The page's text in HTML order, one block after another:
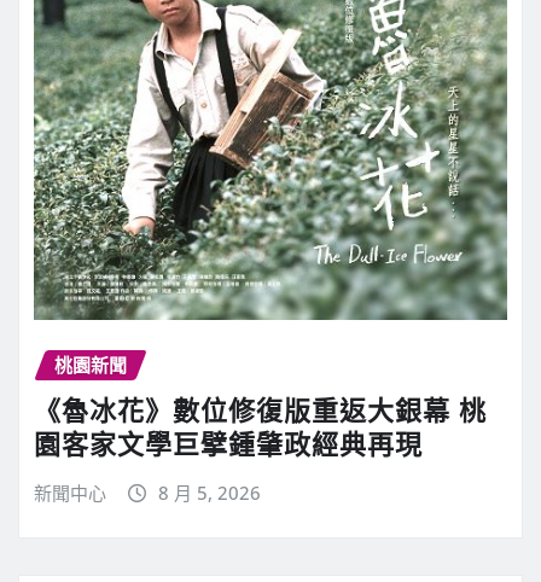
桃園新聞
《魯冰花》數位修復版重返大銀幕 桃
園客家文學巨擘鍾肇政經典再現
新聞中心 8 月 5, 2026